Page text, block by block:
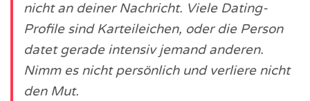
nicht an deiner Nachricht. Viele Dating-
Profile sind Karteileichen, oder die Person
datet gerade intensiv jemand anderen.
Nimm es nicht persönlich und verliere nicht
den Mut.